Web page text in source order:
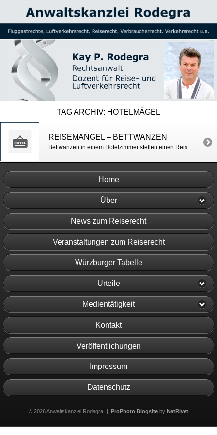
TAG ARCHIV: HOTELMÄGEL
REISEMANGEL – BETTWANZEN
Bettwanzen in einem Hotelzimmer stellen einen Reisemangel dar. Der Reiseveranstalter muss von Bettwanzen gebissenen Urlaubern eine Preisminderung und Schmerzensgeld bezahlen. OLG Celle v. 26.03.2015, Az. 11 U 249/14
Home
Über
News zum Reiserecht
Veranstaltungen zum Reiserecht
Würzburger Tabelle
Urteile
Medientätigkeit
Kontakt
Veröffentlichungen
Impressum
Datenschutz
© 2026 Anwaltskanzlei Rodegra | ProPhoto Blogsite byNetRivet